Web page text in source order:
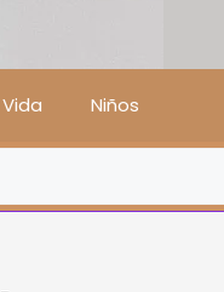
Vida Niños